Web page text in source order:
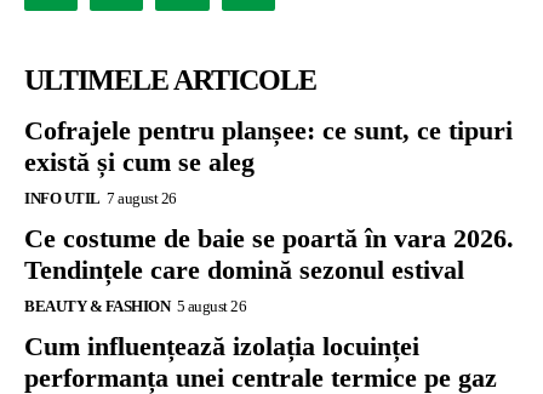
ULTIMELE ARTICOLE
Cofrajele pentru planșee: ce sunt, ce tipuri
există și cum se aleg
INFO UTIL 7 august 26
Ce costume de baie se poartă în vara 2026.
Tendințele care domină sezonul estival
BEAUTY & FASHION 5 august 26
Cum influențează izolația locuinței
performanța unei centrale termice pe gaz